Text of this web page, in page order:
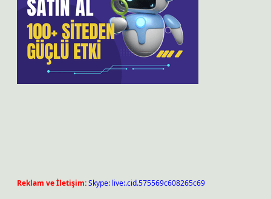
Reklam ve İletişim:Skype: live:.cid.575569c608265c69